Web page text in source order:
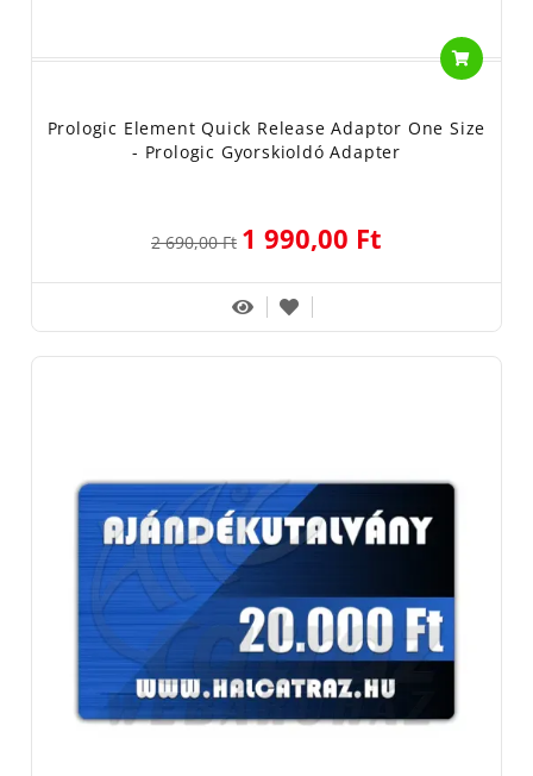
Prologic Element Quick Release Adaptor One Size
- Prologic Gyorskioldó Adapter
2 690,00 Ft 1 990,00 Ft